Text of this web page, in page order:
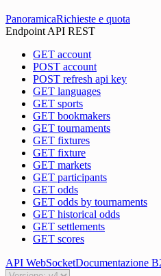
PanoramicaRichieste e quota
Endpoint API REST
GET account
POST account
POST refresh api key
GET languages
GET sports
GET bookmakers
GET tournaments
GET fixtures
GET fixture
GET markets
GET participants
GET odds
GET odds by tournaments
GET historical odds
GET settlements
GET scores
API WebSocketDocumentazione